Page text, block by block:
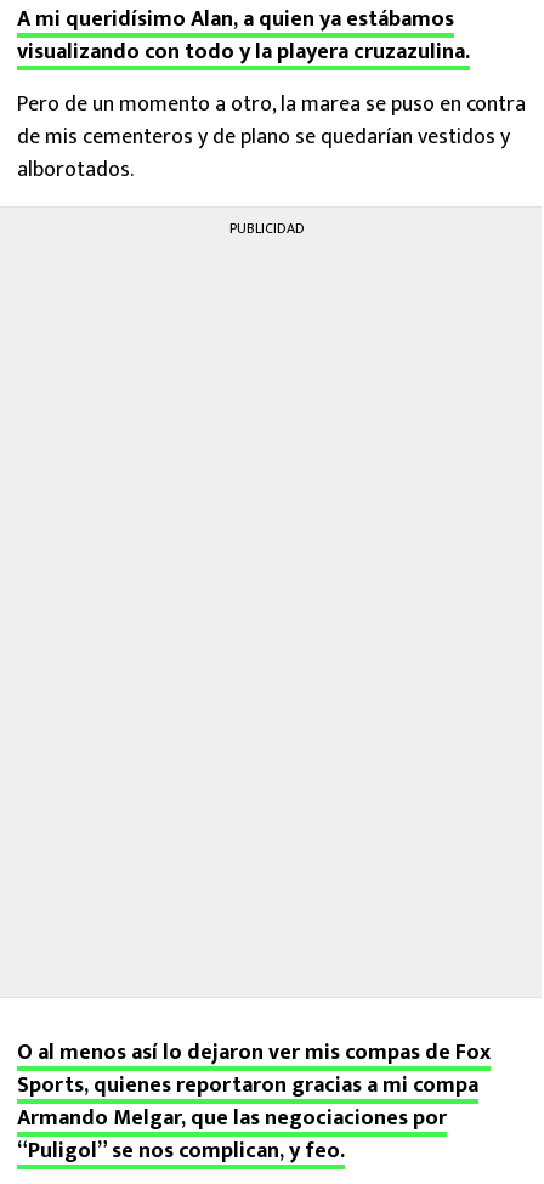
A mi queridísimo Alan, a quien ya estábamos
visualizando con todo y la playera cruzazulina.
Pero de un momento a otro, la marea se puso en contra
de mis cementeros y de plano se quedarían vestidos y
alborotados.
PUBLICIDAD
O al menos así lo dejaron ver mis compas de Fox
Sports, quienes reportaron gracias a mi compa
Armando Melgar, que las negociaciones por
“Puligol” se nos complican, y feo.